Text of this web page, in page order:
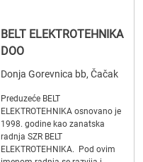
BELT ELEKTROTEHNIKA
DOO
Donja Gorevnica bb, Čačak
Preduzeće BELT
ELEKTROTEHNIKA osnovano je
1998. godine kao zanatska
radnja SZR BELT
ELEKTROTEHNIKA. Pod ovim